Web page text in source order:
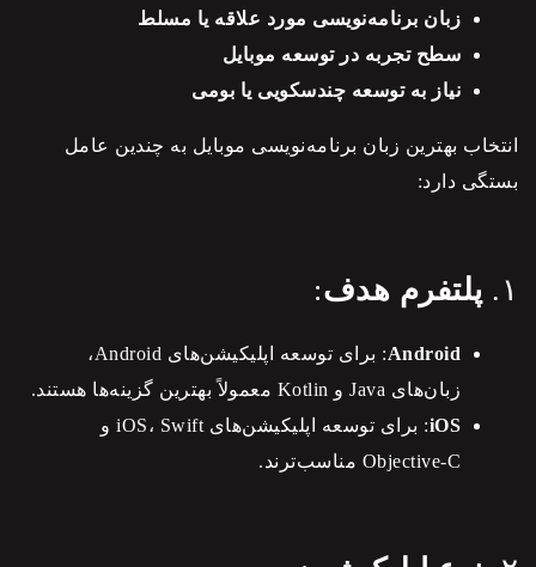
زبان برنامه‌نویسی مورد علاقه یا مسلط
سطح تجربه در توسعه موبایل
نیاز به توسعه چندسکویی یا بومی
انتخاب بهترین زبان برنامه‌نویسی موبایل به چندین عامل
بستگی دارد:
۱. پلتفرم هدف:
Android
: برای توسعه اپلیکیشن‌های Android،
زبان‌های Java و Kotlin معمولاً بهترین گزینه‌ها هستند.
iOS
: برای توسعه اپلیکیشن‌های iOS، Swift و
Objective-C مناسب‌ترند.